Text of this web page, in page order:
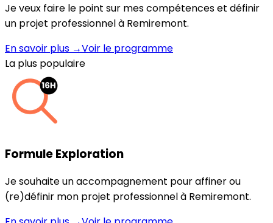
Je veux faire le point sur mes compétences et définir
un projet professionnel à Remiremont.
En savoir plus →Voir le programme
La plus populaire
Formule Exploration
Je souhaite un accompagnement pour affiner ou
(re)définir mon projet professionnel à Remiremont.